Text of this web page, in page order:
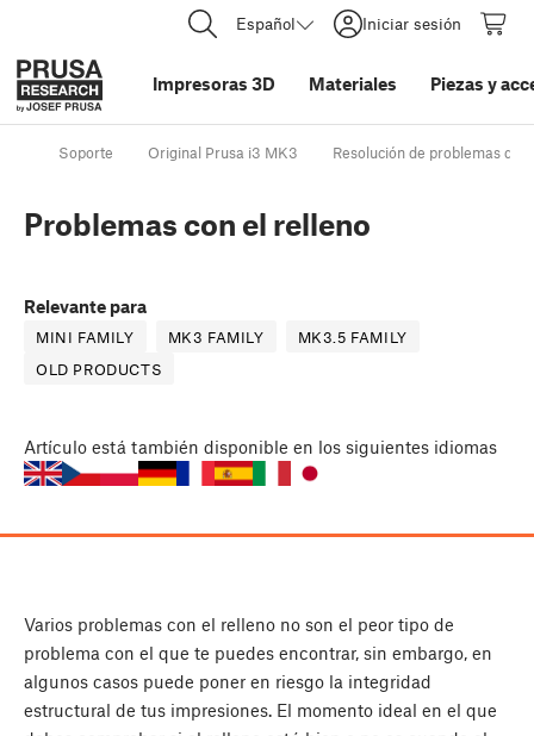
Español Iniciar sesión
Impresoras 3D Materiales Piezas y
Soporte Original Prusa i3 MK3 Resolución de problemas de
Problemas con el relleno
Relevante para
MINI FAMILY MK3 FAMILY
MK3.5 FAMILY
OLD PRODUCTS
Artículo está también disponible en los siguientes idiomas
Varios problemas con el relleno no son el peor tipo de
problema con el que te puedes encontrar, sin embargo, en
algunos casos puede poner en riesgo la integridad
estructural de tus impresiones. El momento ideal en el que